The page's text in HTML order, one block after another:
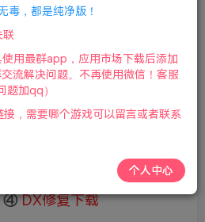
查看
③ 游戏运行
④ DX修复下载
毒，都是纯净版！
用最群app，应用市场下载后添加
流解决问题。不再使用微信！客服
题加qq）
，需要哪个游戏可以留言或者联系
个人中心